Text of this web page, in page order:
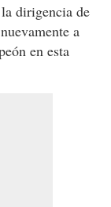
la dirigencia de
a
en esta